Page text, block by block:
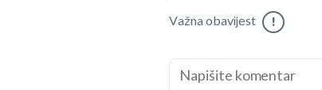
Važna obavijest !